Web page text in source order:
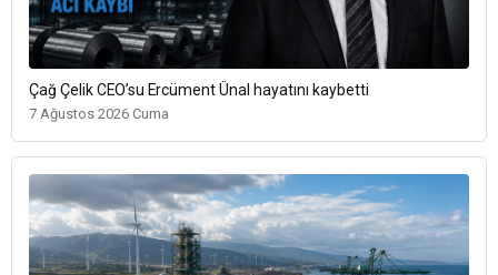
Çağ Çelik CEO’su Ercüment Ünal hayatını kaybetti
7 Ağustos 2026 Cuma